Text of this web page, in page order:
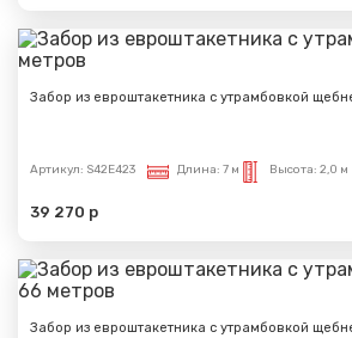
Забор из евроштакетника с утрамбовкой
Артикул: S42E423 Длина: 7 м Высота: 2,0 м
39 270 р
Забор из евроштакетника с утрамбовкой